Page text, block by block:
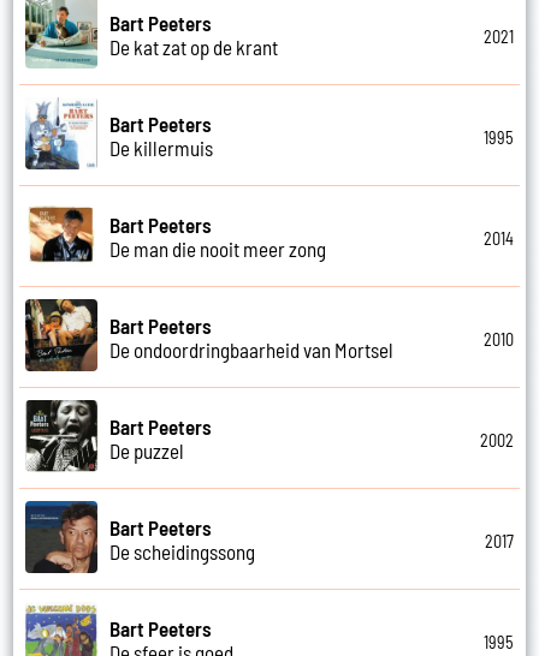
Bart Peeters
De kat zat op de krant
2021
Bart Peeters
De killermuis
1995
Bart Peeters
De man die nooit meer zong
2014
Bart Peeters
De ondoordringbaarheid van Mortsel
2010
Bart Peeters
De puzzel
2002
Bart Peeters
De scheidingssong
2017
Bart Peeters
1995